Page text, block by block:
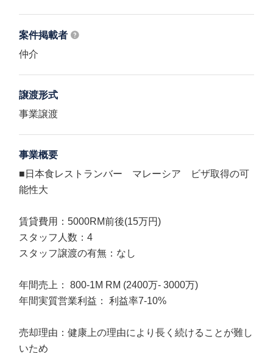
案件掲載者
仲介
譲渡形式
事業譲渡
事業概要
■日本食レストランバー マレーシア ビザ取得の可
能性大
賃貸費用：5000RM前後(15万円)
スタッフ人数：4
スタッフ譲渡の有無：なし
年間売上： 800-1M RM (2400万- 3000万)
年間実質営業利益： 利益率7-10%
売却理由：健康上の理由により長く続けることが難し
いため